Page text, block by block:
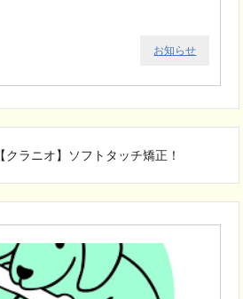
お知らせ
【クラニオ】ソフトタッチ矯正！